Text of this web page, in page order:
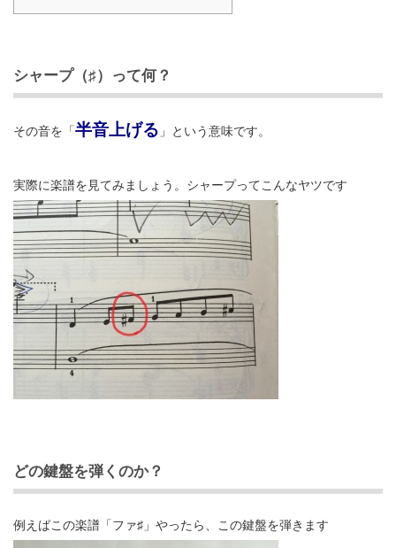
シャープ（♯）って何？
その音を「半音上げる 」という意味です。
実際に楽譜を見てみましょう。シャープってこんなヤツです
どの鍵盤を弾くのか？
例えばこの楽譜「ファ♯」やったら、この鍵盤を弾きます